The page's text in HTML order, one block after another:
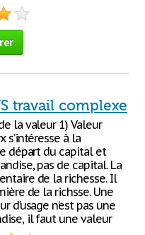
travail complexe
la valeur 1) Valeur
s’intéresse à la
départ du capital et
pas de capital. La
de la richesse. Il
de la richsse. Une
d’usage n’est pas une
il faut une valeur